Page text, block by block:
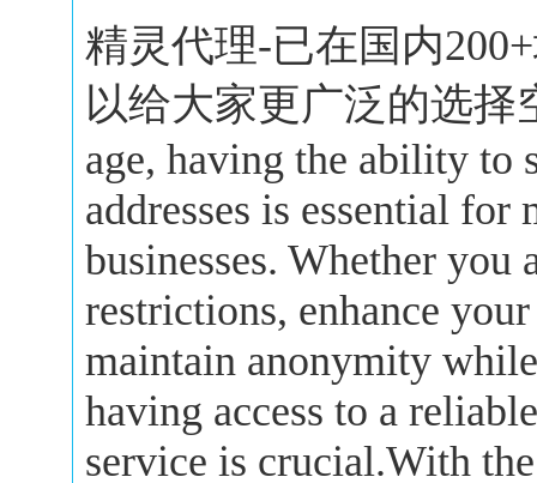
精灵代理-已在国内
以给大家更广泛的选择
age, having the ability to
addresses is essential
businesses. Whether you
restrictions, enhance
maintain anonymity
having access to a
service is crucial.With